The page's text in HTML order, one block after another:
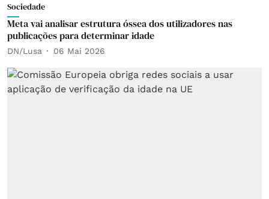
Sociedade
Meta vai analisar estrutura óssea dos utilizadores nas
publicações para determinar idade
DN/Lusa 06 Mai 2026